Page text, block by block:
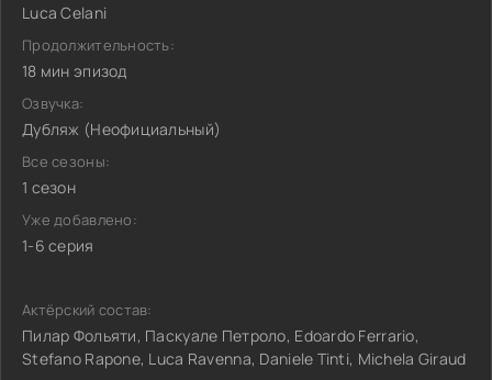
Luca Celani
Продолжительность:
18 мин эпизод
Озвучка:
Дубляж (Неофициальный)
Все сезоны:
1 сезон
Уже добавлено:
1-6 серия
Актёрский состав:
Пилар Фольяти, Паскуале Петроло, Edoardo Ferrario,
Stefano Rapone, Luca Ravenna, Daniele Tinti, Michela Giraud